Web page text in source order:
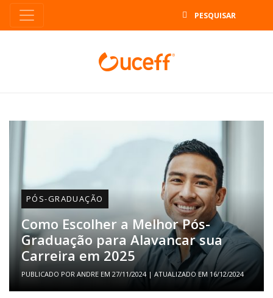
PÓS-GRADUAÇÃO
Como Escolher a Melhor Pós-
Graduação para Alavancar sua
Carreira em 2025
PUBLICADO POR ANDRE EM 27/11/2024| ATUALIZADO EM 16/12/2024